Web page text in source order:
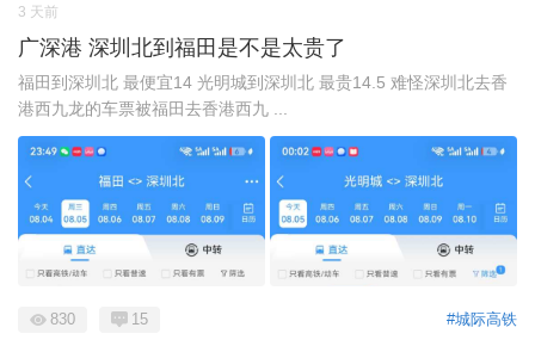
3 天前
广深港 深圳北到福田是不是太贵了
福田到深圳北 最便宜14 光明城到深圳北 最贵14.5 难怪深圳北去香
港西九龙的车票被福田去香港西九 ...
#城际高铁
830 15